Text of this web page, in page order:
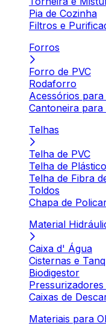
Pia de Cozinha
Filtros e
Forros
Forro de PVC
Rodaforro
Acessórios
Cantoneira
Telhas
Telha de PVC
Telha de Plástico
Telha de Fibra
Toldos
Chapa de
Material
Caixa d' Água
Cisternas e
Biodigestor
Caixas de
Materiais para